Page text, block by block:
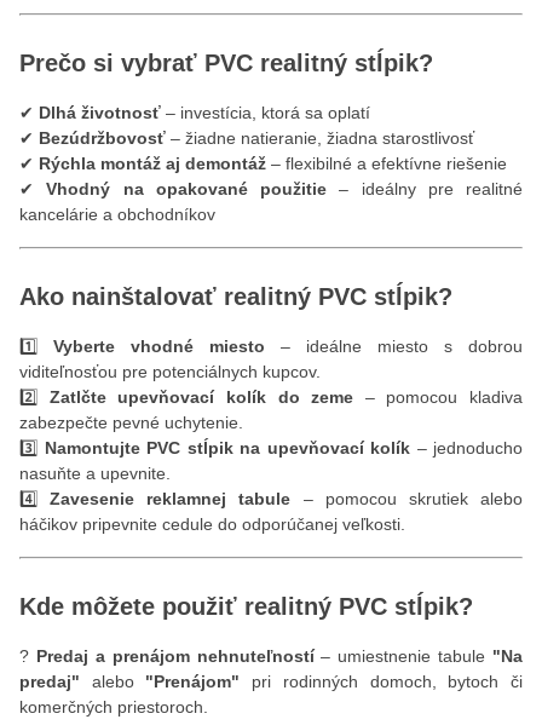
Prečo si vybrať PVC realitný stĺpik?
✔ Dlhá životnosť – investícia, ktorá sa oplatí
✔ Bezúdržbovosť – žiadne natieranie, žiadna starostlivosť
✔ Rýchla montáž aj demontáž – flexibilné a efektívne riešenie
✔Vhodný na opakované použitie – ideálny pre realitné
kancelárie a obchodníkov
Ako nainštalovať realitný PVC stĺpik?
1️⃣ Vyberte vhodné miesto – ideálne miesto s dobrou
viditeľnosťou pre potenciálnych kupcov.
2️⃣ Zatlčte upevňovací kolík do zeme – pomocou kladiva
zabezpečte pevné uchytenie.
3️⃣ Namontujte PVC stĺpik na upevňovací kolík – jednoducho
nasuňte a upevnite.
4️⃣Zavesenie reklamnej tabule – pomocou skrutiek alebo
háčikov pripevnite cedule do odporúčanej veľkosti.
Kde môžete použiť realitný PVC stĺpik?
? Predaj a prenájom nehnuteľností– umiestnenie tabule "Na
predaj" alebo "Prenájom" pri rodinných domoch, bytoch či
komerčných priestoroch.